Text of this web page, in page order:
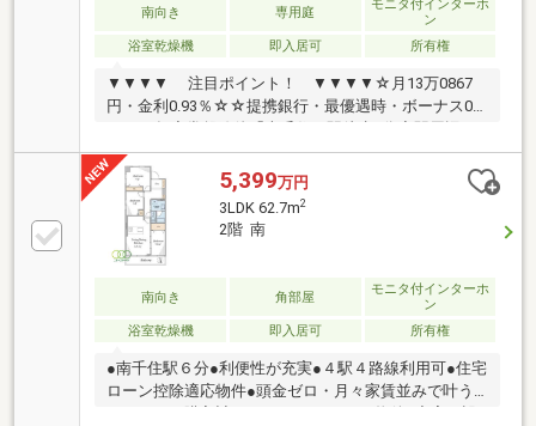
南向き 専用庭
モニタ付インターホ
ン
浴室乾燥機
即入居可 所有権
▼▼▼▼ 注目ポイント！ ▼▼▼▼☆月13万0867
円・金利0.93％☆☆提携銀行・最優遇時・ボーナス0
商業施設やスーパー等充実♪◆新耐震基準の低層マン
ション！◆ペット飼育可能♪◆敷地内に駐輪場、バイ
ク置き場あり◆南向きの専用庭約23平米付き♪◆リノ
ベーション物件♪◆「もっと安い住宅ローン」が見つ
かる！ 提携の金融機関は55社以上！◆「勤続期間
が短い」「諸費用まで借りたい」 さまざまな条件下
でのローンご相談ください！◆「即！見学！」＆「車
5,399万円
3LDK 62.7m2
2階 南
南向き 角部屋
モニタ付インターホ
ン
浴室乾燥機
即入居可 所有権
●南千住駅６分●利便性が充実●４駅４路線利用可●住宅
ローン控除適応物件●頭金ゼロ・月々家賃並みで叶う